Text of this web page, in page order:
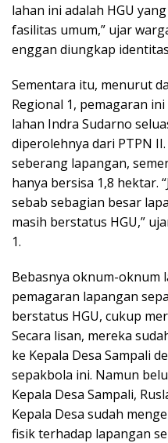
lahan ini adalah HGU
fasilitas umum,” ujar
enggan diungkap
Sementara itu, menurut
Regional 1, pemagaran
lahan Indra Sudarno
diperolehnya dari PTPN
seberang lapangan,
hanya bersisa 1,8 hektar.
sebab sebagian besar
masih berstatus HGU,”
1.
Bebasnya oknum-oknum
pemagaran lapangan
berstatus HGU, cukup
Secara lisan, mereka
ke Kepala Desa Sampali
sepakbola ini. Namun
Kepala Desa Sampali,
Kepala Desa sudah
fisik terhadap lapangan